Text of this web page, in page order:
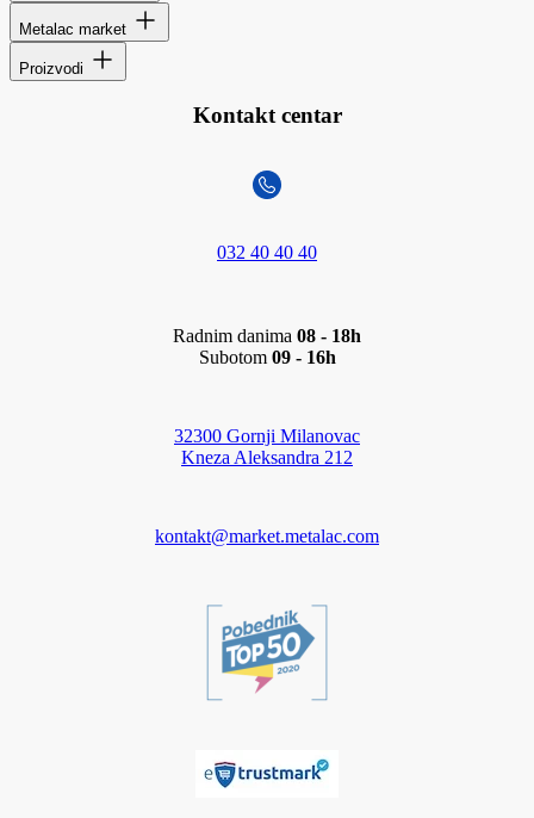
Metalac market
Proizvodi
Kontakt centar
032 40 40 40
Radnim danima 08 - 18h
Subotom 09 - 16h
32300 Gornji Milanovac
Kneza Aleksandra 212
kontakt@market.metalac.com